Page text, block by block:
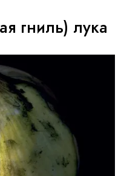
гниль) лука